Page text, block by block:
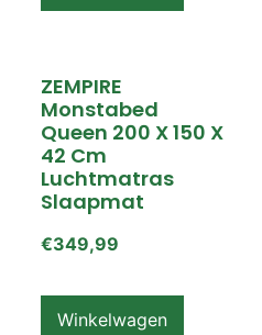
ZEMPIRE
Monstabed
Queen 200 X 150 X
42 Cm
Luchtmatras
Slaapmat
€349,99
Winkelwagen